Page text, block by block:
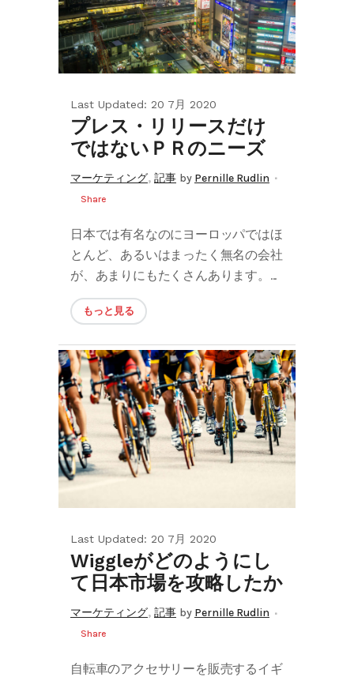
Last Updated: 20 7月 2020
プレス・リリースだけ
ではないＰＲのニーズ
マーケティング, 記事 by Pernille Rudlin
Share
日本では有名なのにヨーロッパではほ
とんど、あるいはまったく無名の会社
が、あまりにもたくさんあります。...
もっと見る
Last Updated: 20 7月 2020
Wiggleがどのようにし
て日本市場を攻略したか
マーケティング, 記事 by Pernille Rudlin
Share
自転車のアクセサリーを販売するイギ